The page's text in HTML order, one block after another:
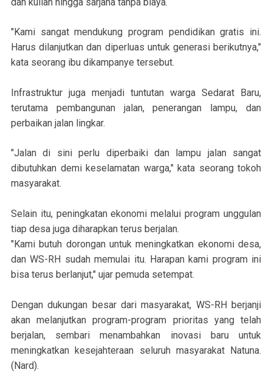
"Kami sangat mendukung program pendidikan gratis ini.
Harus dilanjutkan dan diperluas untuk generasi berikutnya,"
kata seorang ibu dikampanye tersebut.
Infrastruktur juga menjadi tuntutan warga Sedarat Baru,
terutama pembangunan jalan, penerangan lampu, dan
perbaikan jalan lingkar.
"Jalan di sini perlu diperbaiki dan lampu jalan sangat
dibutuhkan demi keselamatan warga," kata seorang tokoh
masyarakat.
Selain itu, peningkatan ekonomi melalui program unggulan
tiap desa juga diharapkan terus berjalan.
"Kami butuh dorongan untuk meningkatkan ekonomi desa,
dan WS-RH sudah memulai itu. Harapan kami program ini
bisa terus berlanjut," ujar pemuda setempat.
Dengan dukungan besar dari masyarakat, WS-RH berjanji
akan melanjutkan program-program prioritas yang telah
berjalan, sembari menambahkan inovasi baru untuk
meningkatkan kesejahteraan seluruh masyarakat Natuna.
(Nard).